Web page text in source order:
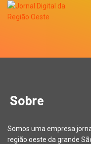
Sobre
Somos uma empresa
região oeste da grande